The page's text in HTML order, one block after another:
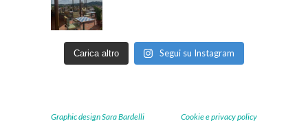
Carica altro Segui su Instagram
Graphic design Sara Bardelli Cookie e privacy policy